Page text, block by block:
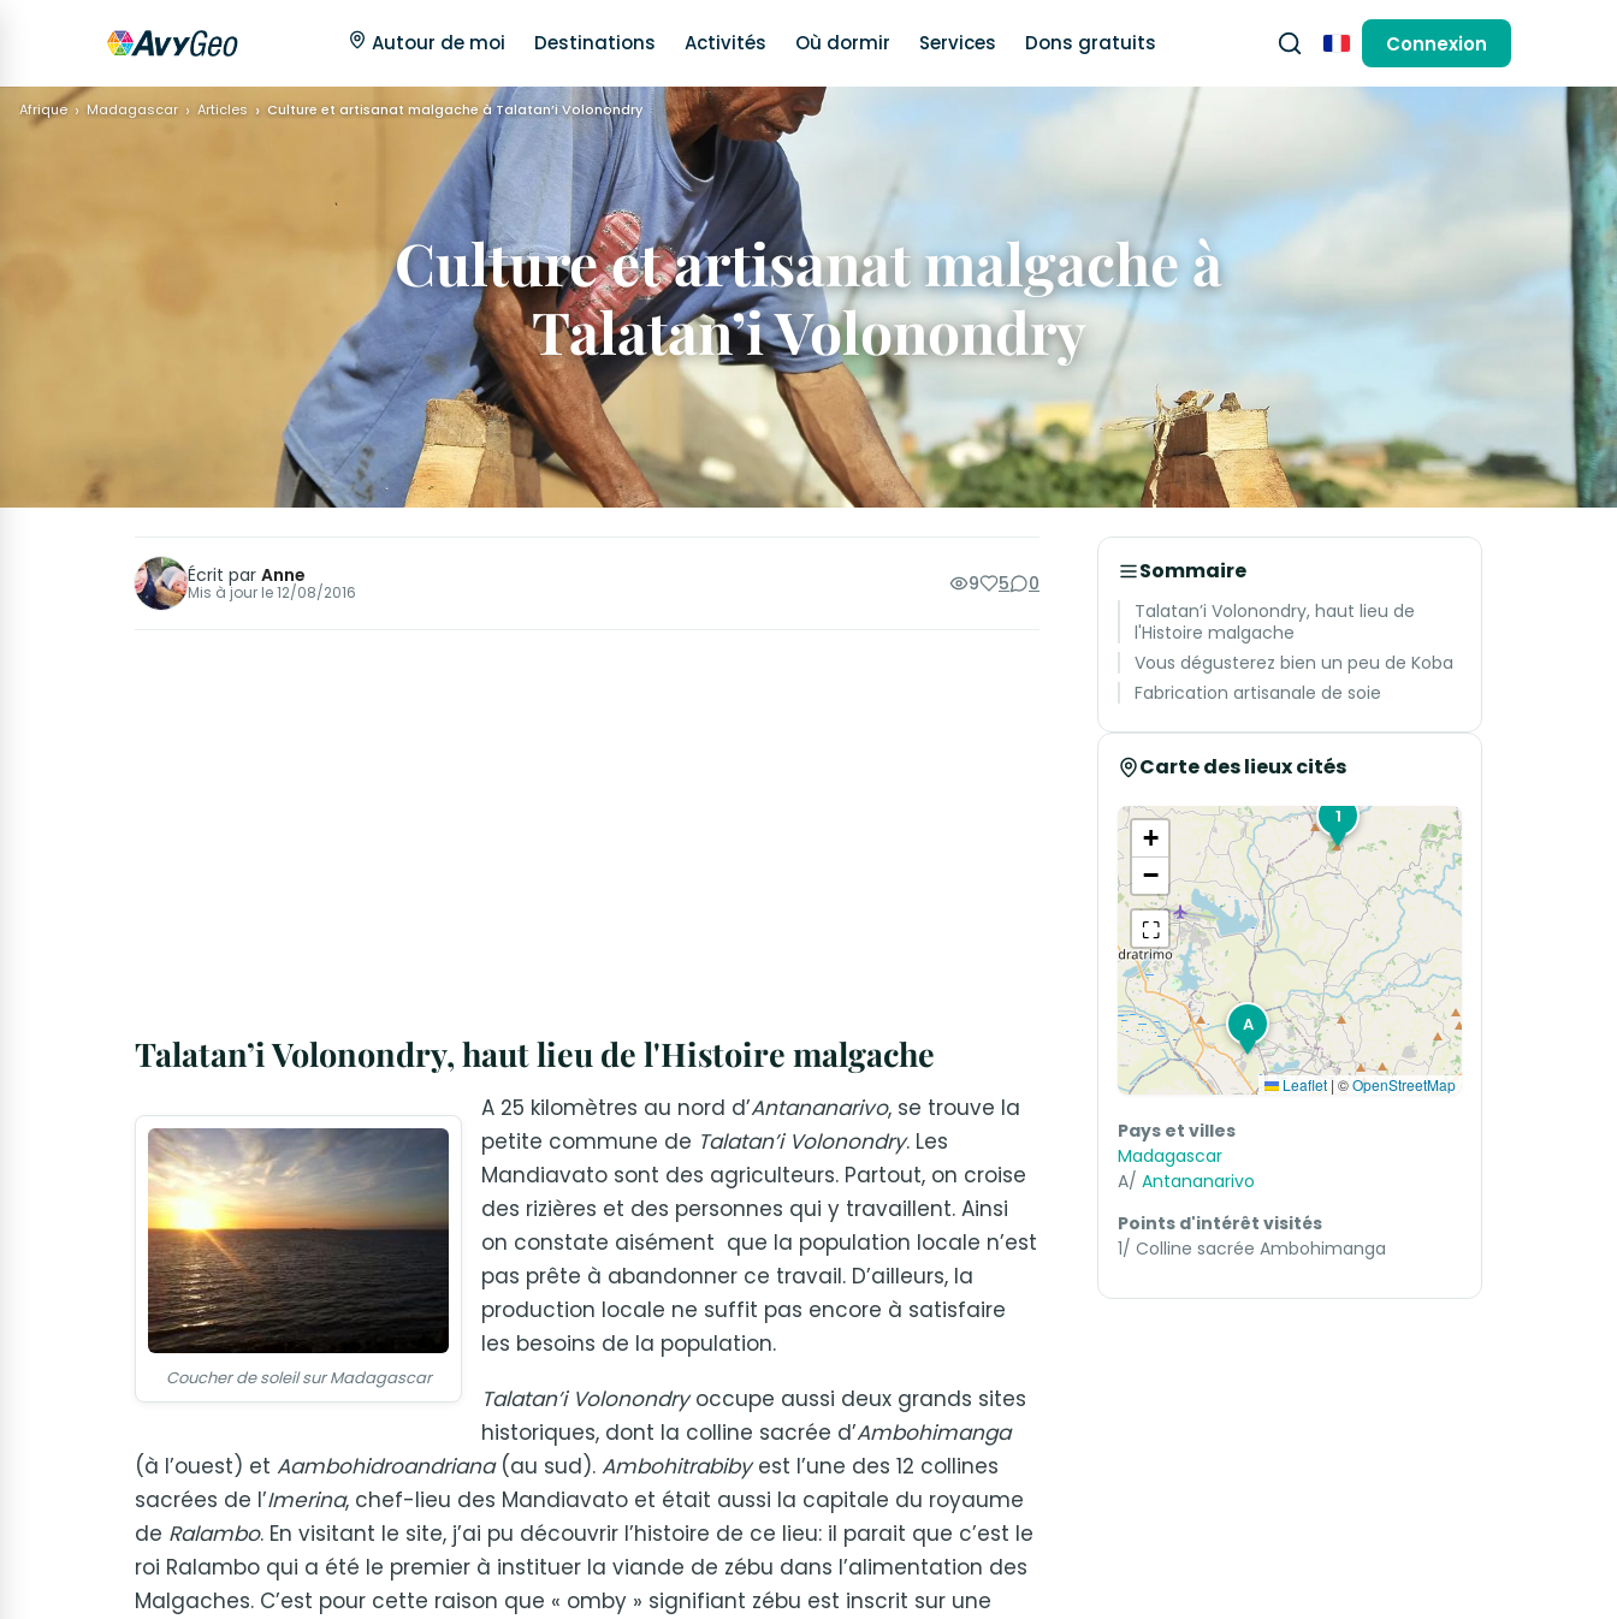
Autour de moi Destinations Activités Où dormir Services Dons gratuits FrançaisConnexion
Afrique Madagascar Articles Culture et artisanat malgache à Talatan’i Volonondry
Culture et artisanat malgache à
Talatan’i Volonondry
Écrit par Anne
Mis à jour le12/08/2016 9 5 0
Talatan’i Volonondry, haut lieu de l'Histoire malgache
Coucher de soleil sur Madagascar
A 25 kilomètres au nord d’Antananarivo, se trouve la
petite commune de Talatan’i Volonondry. Les
Mandiavato sont des agriculteurs. Partout, on croise
des rizières et des personnes qui y travaillent. Ainsi
on constate aisément que la population locale n’est
pas prête à abandonner ce travail. D’ailleurs, la
production locale ne suffit pas encore à satisfaire
les besoins de la population.
Talatan’i Volonondryoccupe aussi deux grands sites
historiques, dont la colline sacrée d’Ambohimanga
(à l’ouest) et Aambohidroandriana(au sud). Ambohitrabibyest l’une des 12 collines
sacrées de l’Imerina, chef-lieu des Mandiavato et était aussi la capitale du royaume
de Ralambo. En visitant le site, j’ai pu découvrir l’histoire de ce lieu: il parait que c’est le
roi Ralambo qui a été le premier à instituer la viande de zébu dans l’alimentation des
Malgaches. C’est pour cette raison que « omby » signifiant zébu est inscrit sur une
Sommaire
Talatan’i Volonondry, haut lieu de
l'Histoire malgache
Vous dégusterez bien un peu de Koba
Fabrication artisanale de soie
Carte des lieux cités
1
A
+
−
⛶
Leaflet | ©OpenStreetMap
Pays et villes
Madagascar
A/ Antananarivo
Points d'intérêt visités
1/ Colline sacrée Ambohimanga